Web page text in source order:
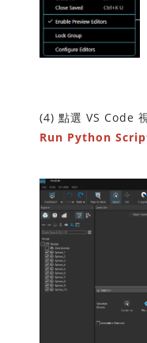
(4) 點選 VS Code
Run Python